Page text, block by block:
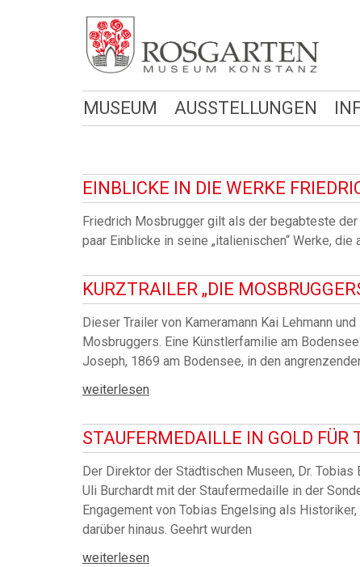
MUSEUM AUSSTELLUNGEN
EINBLICKE IN DIE WERKE
Friedrich Mosbrugger gilt als der begabteste
paar Einblicke in seine „italienischen“ Werke,
KURZTRAILER „DIE
Dieser Trailer von Kameramann Kai Lehmann
Mosbruggers. Eine Künstlerfamilie am
Joseph, 1869 am Bodensee, in den
weiterlesen
STAUFERMEDAILLE IN GOLD FÜR
Der Direktor der Städtischen Museen, Dr.
Uli Burchardt mit der Staufermedaille in der
Engagement von Tobias Engelsing als
darüber hinaus. Geehrt wurden
weiterlesen